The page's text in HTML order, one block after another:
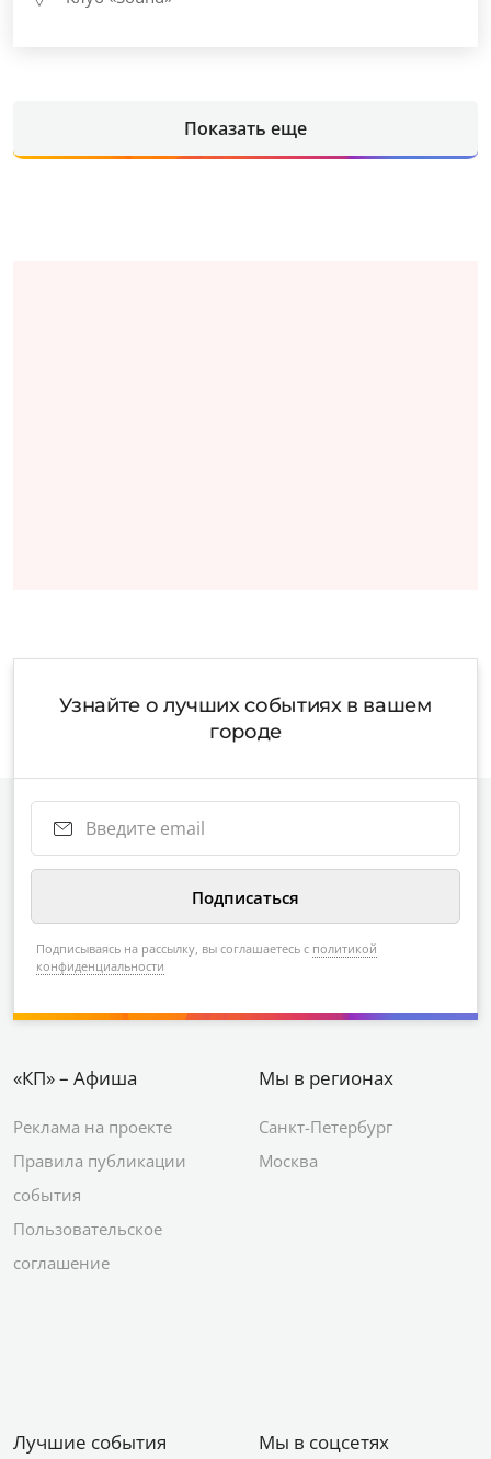
Показать еще
Узнайте о лучших событиях в вашем
городе
Подписываясь на рассылку, вы соглашаетесь с политикой
конфиденциальности
«КП» – Афиша
Реклама на проекте
Правила публикации
события
Пользовательское
соглашение
Мы в регионах
Санкт-Петербург
Москва
Лучшие события Мы в соцсетях